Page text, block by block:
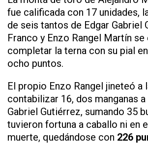
fue calificada con 17 unidades,
de seis tantos de Edgar Gabriel
Franco y Enzo Rangel Martín se
completar la terna con su pial
ocho puntos.
El propio Enzo Rangel jineteó a
contabilizar 16, dos manganas
Gabriel Gutiérrez, sumando 35
tuvieron fortuna a caballo ni en
muerte, quedándose con 226